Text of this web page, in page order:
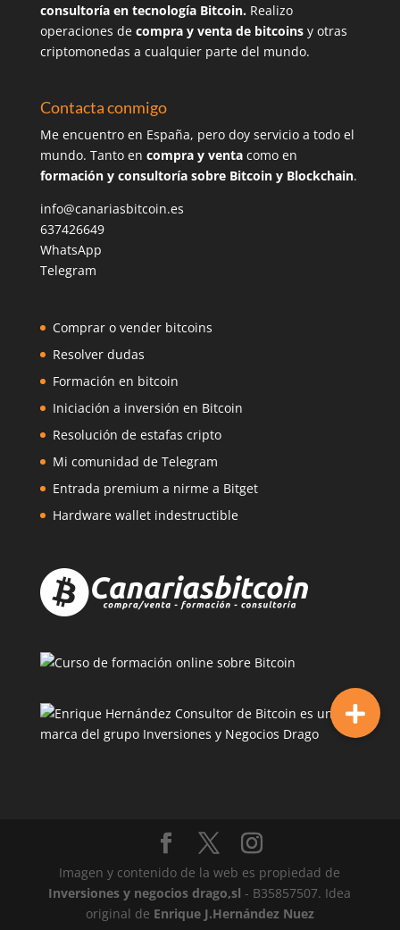
consultoría en tecnología Bitcoin.Realizo
operaciones de compra y venta de bitcoinsy otras
criptomonedas a cualquier parte del mundo.
Contacta conmigo
Me encuentro en España, pero doy servicio a todo el
mundo. Tanto en compra y ventacomo en
formación y consultoría sobre Bitcoin y Blockchain.
info@canariasbitcoin.es
637426649
WhatsApp
Telegram
Comprar o vender bitcoins
Resolver dudas
Formación en bitcoin
Iniciación a inversión en Bitcoin
Resolución de estafas cripto
Mi comunidad de Telegram
Entrada premium a nirme a Bitget
Hardware wallet indestructible
Imagen y contenido de la web es propiedad de
Inversiones y negocios drago,sl - B35857507. Idea
original de Enrique J.Hernández Nuez